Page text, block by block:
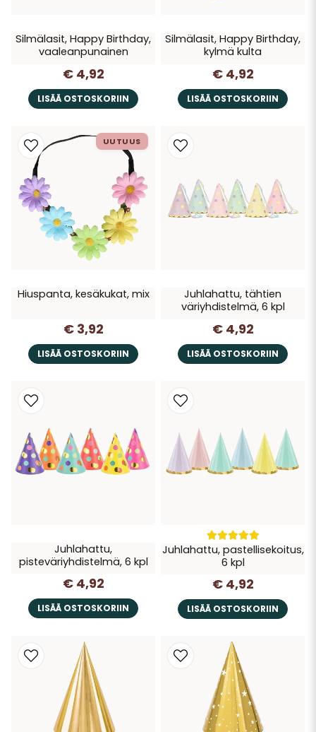
Silmälasit, Happy Birthday,
vaaleanpunainen
€ 4,92
LISÄÄ OSTOSKORIIN
Silmälasit, Happy Birthday,
kylmä kulta
€ 4,92
LISÄÄ OSTOSKORIIN
Hiuspanta, kesäkukat, mix
€ 3,92
LISÄÄ OSTOSKORIIN
UUTUUS
Juhlahattu, tähtien
väriyhdistelmä, 6 kpl
€ 4,92
LISÄÄ OSTOSKORIIN
Juhlahattu,
pisteväriyhdistelmä, 6 kpl
€ 4,92
LISÄÄ OSTOSKORIIN
Juhlahattu, pastellisekoitus,
6 kpl
€ 4,92
LISÄÄ OSTOSKORIIN